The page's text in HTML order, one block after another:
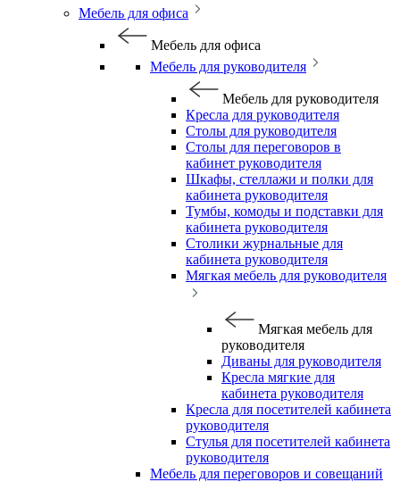
Мебель для офиса
Мебель для офиса
Мебель для руководителя
Мебель для руководителя
Кресла для руководителя
Столы для руководителя
Столы для переговоров в
кабинет руководителя
Шкафы, стеллажи и полки для
кабинета руководителя
Тумбы, комоды и подставки для
кабинета руководителя
Столики журнальные для
кабинета руководителя
Мягкая мебель для руководителя
Мягкая мебель для
руководителя
Диваны для руководителя
Кресла мягкие для
кабинета руководителя
Кресла для посетителей кабинета
руководителя
Стулья для посетителей кабинета
руководителя
Мебель для переговоров и совещаний